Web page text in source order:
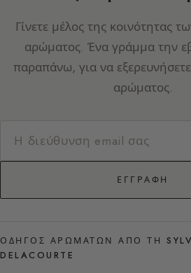
Γίνετε μέλος της κοινότητας
αρώματος. Ένα γράμμα την
παραπάνω, για να
αρώματος.
ΕΓΓΡΑΦΉ
ΟΔΗΓΌΣ ΑΡΩΜΆΤΩΝ ΑΠΌ ΤΗ
DELACOURTE